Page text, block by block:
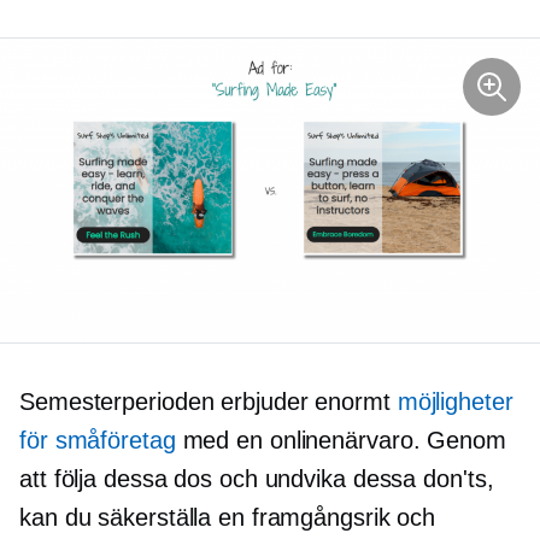
Semesterperioden erbjuder enormt möjligheter
för småföretag med en onlinenärvaro. Genom
att följa dessa dos och undvika dessa don'ts,
kan du säkerställa en framgångsrik och